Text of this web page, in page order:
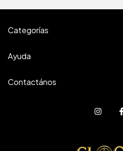
Categorías
Ayuda
Contactános